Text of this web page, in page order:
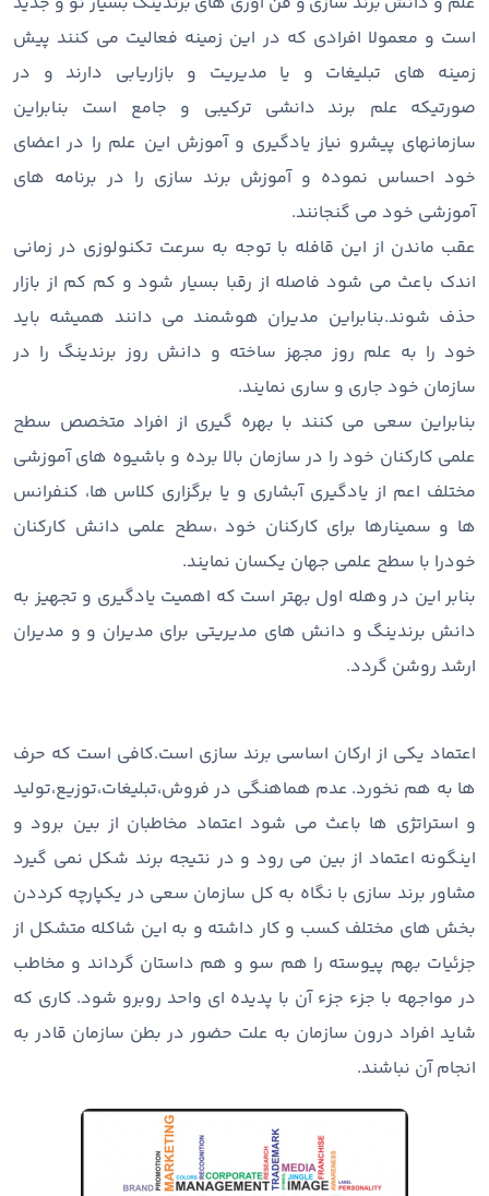
است و معمولا افرادی که در این زمینه فعالیت می کنند پیش
زمینه های تبلیغات و یا مدیریت و بازاریابی دارند و در
صورتیکه علم برند دانشی ترکیبی و جامع است بنابراین
سازمانهای پیشرو نیاز یادگیری و آموزش این علم را در اعضای
خود احساس نموده و آموزش برند سازی را در برنامه های
آموزشی خود می گنجانند.
عقب ماندن از این قافله با توجه به سرعت تکنولوزی در زمانی
اندک باعث می شود فاصله از رقبا بسیار شود و کم کم از بازار
حذف شوند.بنابراین مدیران هوشمند می دانند همیشه باید
خود را به علم روز مجهز ساخته و دانش روز برندینگ را در
سازمان خود جاری و ساری نمایند.
بنابراین سعی می کنند با بهره گیری از افراد متخصص سطح
علمی کارکنان خود را در سازمان بالا برده و باشیوه های آموزشی
مختلف اعم از یادگیری آبشاری و یا برگزاری کلاس ها، کنفرانس
ها و سمینارها برای کارکنان خود ،سطح علمی دانش کارکنان
خودرا با سطح علمی جهان یکسان نمایند.
بنابر این در وهله اول بهتر است که اهمیت یادگیری و تجهیز به
دانش برندینگ و دانش های مدیریتی برای مدیران و و مدیران
ارشد روشن گردد.
اعتماد یکی از ارکان اساسی برند سازی است.کافی است که حرف
ها به هم نخورد. عدم هماهنگی در فروش،تبلیغات،توزیع،تولید
و استراتژی ها باعث می شود اعتماد مخاطبان از بین برود و
اینگونه اعتماد از بین می رود و در نتیجه برند شکل نمی گیرد
مشاور برند سازی با نگاه به کل سازمان سعی در یکپارچه کرددن
بخش های مختلف کسب و کار داشته و به این شاکله متشکل از
جزئیات بهم پیوسته را هم سو و هم داستان گرداند و مخاطب
در مواجهه با جزء جزء آن با پدیده ای واحد روبرو شود. کاری که
شاید افراد درون سازمان به علت حضور در بطن سازمان قادر به
انجام آن نباشند.